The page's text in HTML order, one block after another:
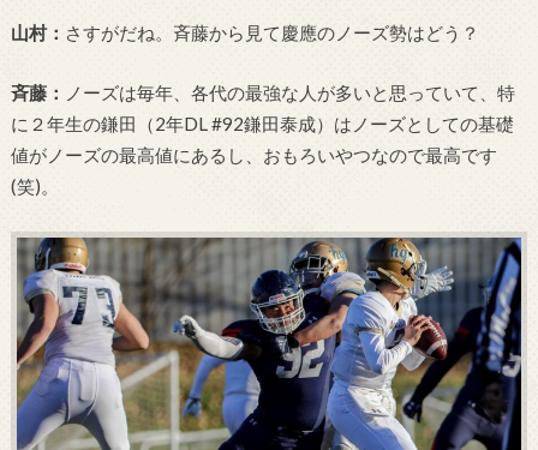
山村： さすがだね。斉藤から見て慶應のノーズ勢はどう？
斉藤： ノーズは毎年、各代の最強な人が多いと思っていて、特
に２年生の鎌田（2年DL #92鎌田泰成）はノーズとしての基礎
値がノーズの最高値にあるし、おもろいやつなので最高です
(笑)。